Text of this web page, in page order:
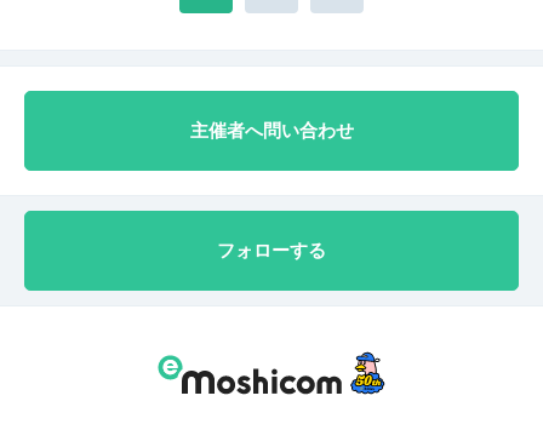
主催者へ問い合わせ
フォローする